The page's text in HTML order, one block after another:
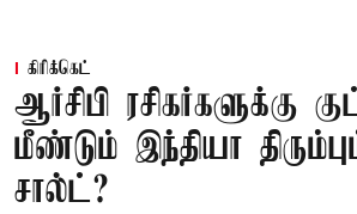
கிரிக்கெட்
ஆர்சிபி ரசிகர்களுக்கு
மீண்டும் இந்தியா
சால்ட்?